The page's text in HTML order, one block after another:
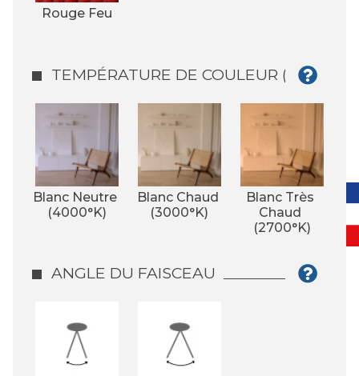
Rouge Feu
TEMPÉRATURE DE COULEUR (°K)
Blanc Neutre
(4000°K)
Blanc Chaud
(3000°K)
Blanc Très
Chaud
(2700°K)
ANGLE DU FAISCEAU